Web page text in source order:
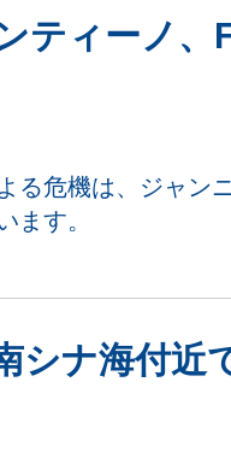
ティーノ、
る危機は、ジャン
ます。
シナ海付近